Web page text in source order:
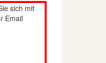
sich mit
Email